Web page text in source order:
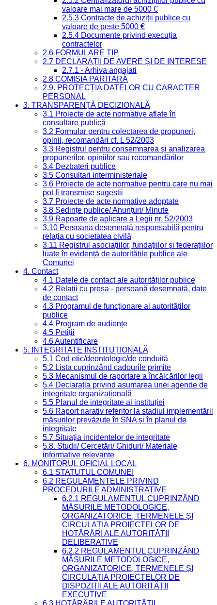
valoare mai mare de 5000 €
2.5.3 Contracte de achiziții publice cu
valoare de peste 5000 €
2.5.4 Documente privind execuția
contractelor
2.6 FORMULARE TIP
2.7 DECLARAȚII DE AVERE ȘI DE INTERESE
2.7.1 - Arhiva angajati
2.8 COMISIA PARITARĂ
2.9. PROTECȚIA DATELOR CU CARACTER
PERSONAL
3. TRANSPARENȚĂ DECIZIONALĂ
3.1 Proiecte de acte normative aflate în
consultare publică
3.2 Formular pentru colectarea de propuneri,
opinii, recomandări cf. L 52/2003
3.3 Registrul pentru consemnarea și analizarea
propunerilor, opiniilor sau recomandărilor
3.4 Dezbateri publice
3.5 Consultari interministeriale
3.6 Proiecte de acte normative pentru care nu mai
pot fi transmise sugestii
3.7 Proiecte de acte normative adoptate
3.8 Ședințe publice/ Anunțuri/ Minute
3.9 Rapoarte de aplicare a Legii nr. 52/2003
3.10 Persoana desemnată responsabilă pentru
relația cu societatea civilă
3.11 Registrul asociațiilor, fundațiilor și federațiilor
luate în evidență de autoritățile publice ale
Comunei
4. Contact
4.1 Datele de contact ale autorităților publice
4.2 Relații cu presa - persoană desemnată, date
de contact
4.3 Programul de funcționare al autorităților
publice
4.4 Program de audiențe
4.5 Petiții
4.6 Autentificare
5. INTEGRITATE INSTITUȚIONALĂ
5.1 Cod etic/deontologic/de conduită
5.2 Lista cuprinzând cadourile primite
5.3 Mecanismul de raportare a încălcărilor legii
5.4 Declarația privind asumarea unei agende de
integritate organizațională
5.5 Planul de integritate al instituției
5.6 Raport narativ referitor la stadiul implementării
măsurilor prevăzute în SNA și în planul de
integritate
5.7 Situația incidentelor de integritate
5.8. Studii/ Cercetări/ Ghiduri/ Materiale
informative relevante
6. MONITORUL OFICIAL LOCAL
6.1 STATUTUL COMUNEI
6.2 REGULAMENTELE PRIVIND
PROCEDURILE ADMINISTRATIVE
6.2.1 REGULAMENTUL CUPRINZÂND
MĂSURILE METODOLOGICE,
ORGANIZATORICE, TERMENELE ȘI
CIRCULAȚIA PROIECTELOR DE
HOTĂRÂRI ALE AUTORITĂȚII
DELIBERATIVE
6.2.2 REGULAMENTUL CUPRINZÂND
MĂSURILE METODOLOGICE,
ORGANIZATORICE, TERMENELE ȘI
CIRCULAȚIA PROIECTELOR DE
DISPOZIȚII ALE AUTORITĂȚII
EXECUTIVE
6.3 HOTĂRÂRILE AUTORITĂȚII